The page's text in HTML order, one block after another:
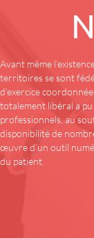
Avant même
territoires se sont
d’exercice
totalement libéral a
professionnels, au
disponibilité de
œuvre d’un outil
du patient.